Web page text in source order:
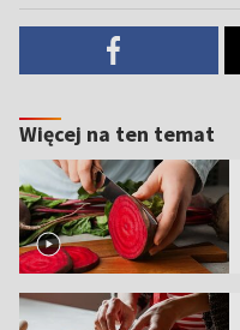
Więcej na ten temat